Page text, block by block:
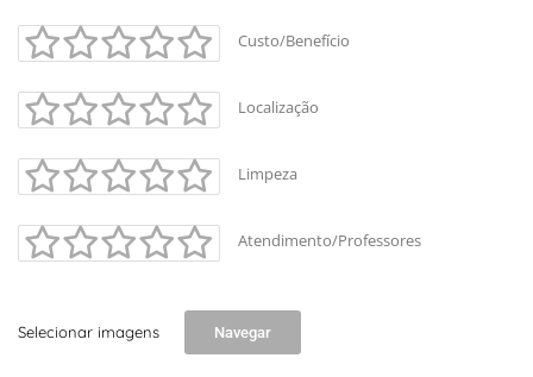
Custo/Benefício
Localização
Limpeza
Atendimento/Professores
Selecionar imagens Navegar